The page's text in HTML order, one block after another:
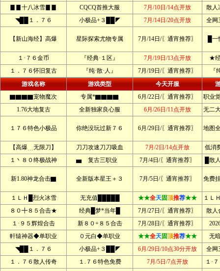
▊▊十八冰雪▊▊
CQCQ首推大服 7月/10日/14点开放
散人
◥██１．７６
小极品+３██◤ 7月/14日/20点开放 全网
【新山海经】高爆 星际探索尤物专属 7月/14日/〖通宵推荐〗 █
１·７６金币 『经典·１区』 7月/19日/13点开放
★
１．７６怀旧复古
『纯·散·人』 7月/19日/〖通宵推荐〗
『
游戏名称
游戏类型 今天开服
▇▇▇▇宠物魔次
专属*▇▇▇▇ 6月/22日/〖通宵推荐〗
职业
1.76大地复古
全新独家良心服 6月/26日/11点开放 无二
１７６特色小极品 你绝没玩过新７６ 6月/29日/〖通宵推荐〗 地图
【高爆﹍无限刀】 刀刀攻速刀刀吸血 7月/2日/14点开放
低消
１丶８０终极战神
▅ 复古三职业 7月/4日/〖通宵推荐〗 █散
新1.80神龙合击▇ 全新版本星王＋３ 7月/5日/〖通宵推荐〗 免费
１ＬＨ█烈火冰雪 无充值█████ ★★全天固顶推荐★★
１Ｌ
８０╋８５合击★
经典█梦*当年█ 7月/27日/〖通宵推荐〗
散人
１·９５辉煌合击
新８０+８５合击 7月/28日/〖通宵推荐〗
軒辕神器◆单职业
０元白◆单职业 ★★全天固顶推荐★★
无
◥██１．７６
小极品+３██◤ 6月/29日/10点30分开放
全网
１．７６散人传奇
１.７６特色免费 7月/5日/7点开放
１·